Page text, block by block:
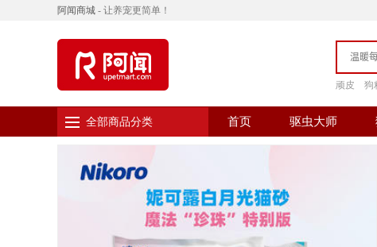
阿闻商城 - 让养宠更简单！
顽皮 狗
全部商品分类 首页 驱虫大师